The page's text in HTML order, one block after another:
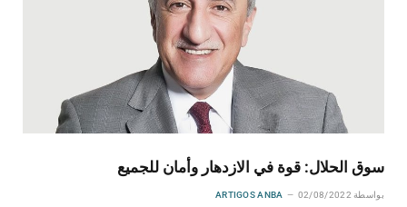
سوق الحلال: قوة في الازدهار وأمان للجميع
بواسطة ARTIGOS ANBA 02/08/2022